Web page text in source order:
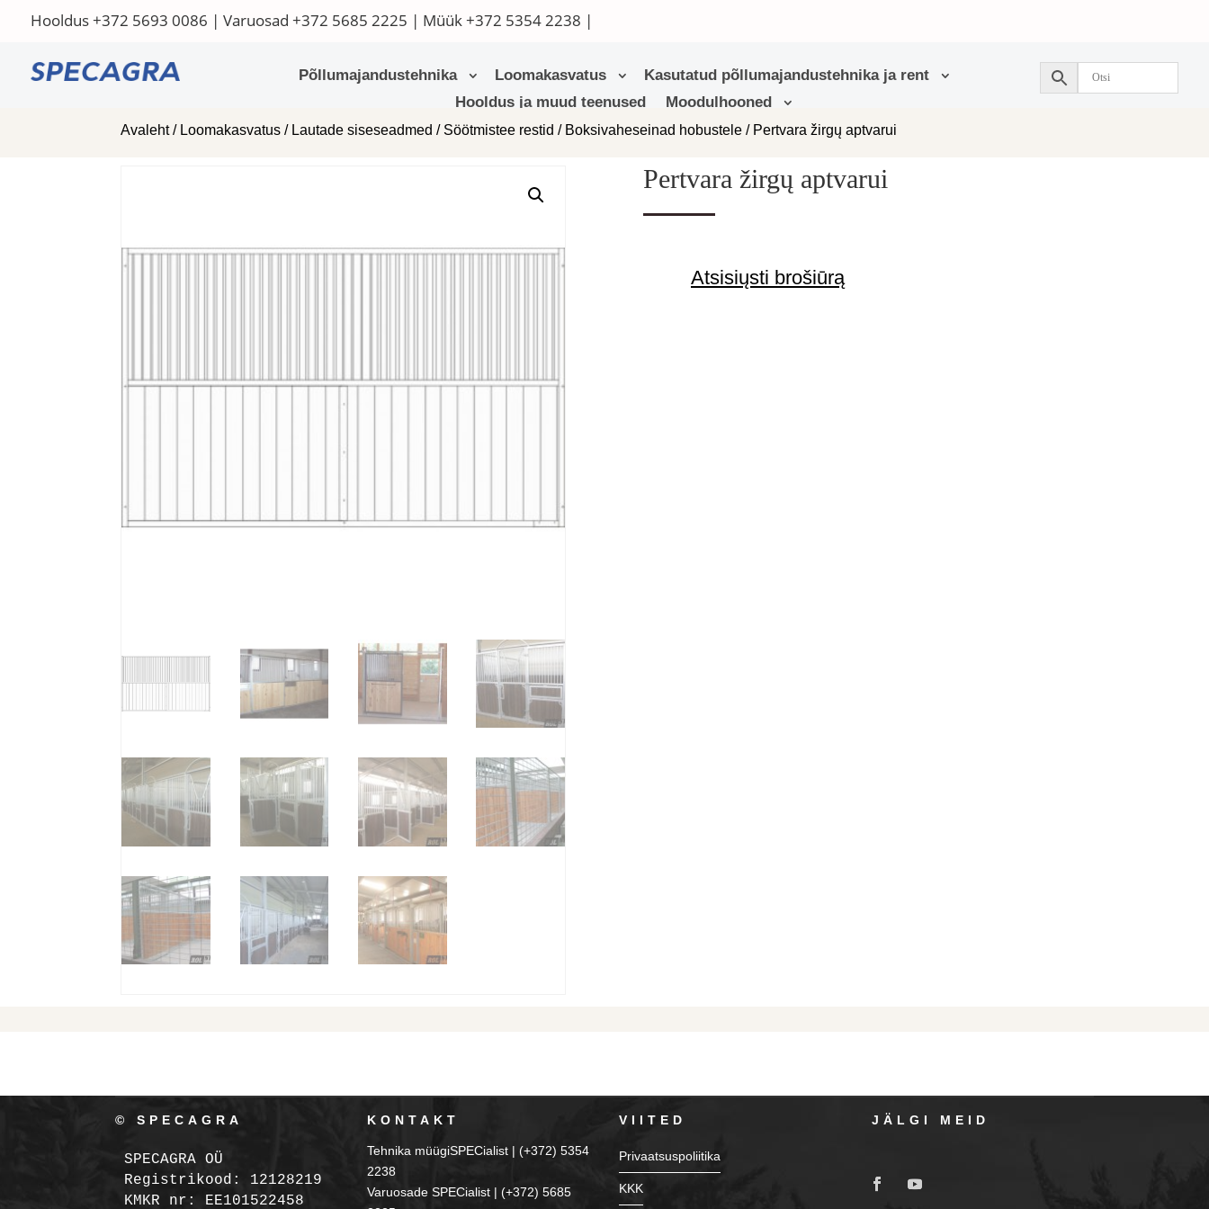
Hooldus+372 5693 0086 | Varuosad +372 5685 2225 | Müük+372 5354 2238 |
Põllumajandustehnika Loomakasvatus
Kasutatud põllumajandustehnika ja rent
Hooldus ja muud teenused
Moodulhooned
Avaleht/ Loomakasvatus / Lautade siseseadmed / Söötmistee restid / Boksivaheseinad hobustele / Pertvara žirgų aptvarui
Pertvara žirgų aptvarui
Atsisiųsti brošiūrą
© SPECAGRA
SPECAGRA OÜ
Registrikood: 12128219
KMKR nr: EE101522458
KONTAKT
Tehnika müügiSPECialist | (+372) 5354
2238
Varuosade SPECialist | (+372) 5685
VIITED
Privaatsuspoliitika
KKK
JÄLGI MEID